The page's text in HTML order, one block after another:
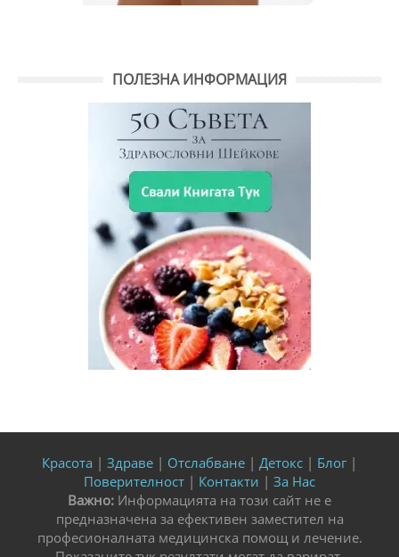
ПОЛЕЗНА ИНФОРМАЦИЯ
Красота | Здраве | Отслабване | Детокс | Блог |
Поверителност | Контакти | За Нас
Важно: Информацията на този сайт не е
предназначена за ефективен заместител на
професионалната медицинска помощ и лечение.